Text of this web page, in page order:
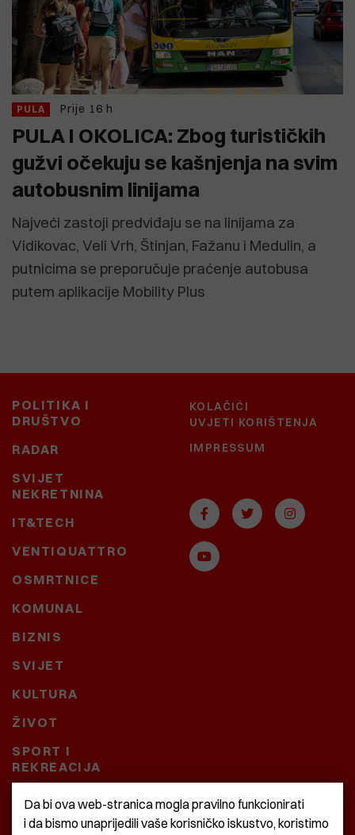
PULA Prije 16 h
PULA I OKOLICA: Zbog turističkih
gužvi očekuju se kašnjenja na svim
autobusnim linijama
Najveći zastoji predviđaju se na linijama za
Vidikovac, Veli Vrh, Štinjan, Fažanu i Medulin, a
putnicima se preporučuje praćenje autobusa
putem aplikacije Mobility Plus
POLITIKA I
DRUŠTVO
RADAR
SVIJET
NEKRETNINA
IT&TECH
VENTIQUATTRO
OSMRTNICE
KOMUNAL
BIZNIS
SVIJET
KULTURA
ŽIVOT
SPORT I
REKREACIJA
CRNA KRONIKA
BAŠTARDINI I PRAVI
KOLAČIĆI
UVJETI KORIŠTENJA
IMPRESSUM
Da bi ova web-stranica mogla pravilno funkcionirati
i da bismo unaprijedili vaše korisničko iskustvo, koristimo